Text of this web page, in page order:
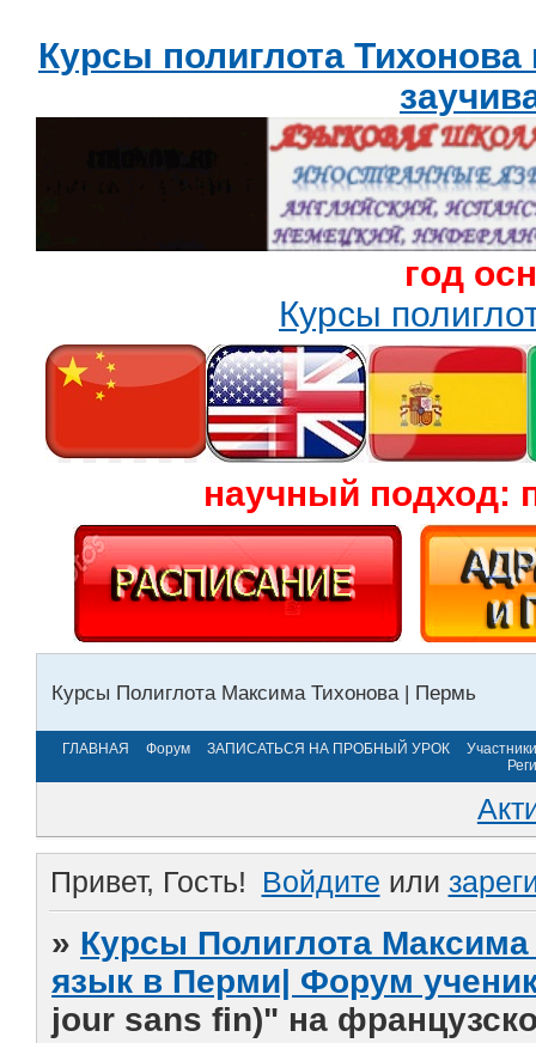
Курсы полиглота
год
Курсы
научный подход:
Курсы Полиглота Максима Тихонова | Пермь
ГЛАВНАЯ Форум ЗАПИСАТЬСЯ НА ПРОБНЫЙ УРОК
Участники
Привет, Гость! Войдите или
» Курсы Полиглота
язык в Перми| Форум
jour sans fin)" на